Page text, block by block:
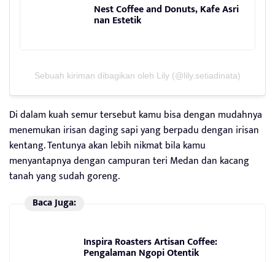
Nest Coffee and Donuts, Kafe Asri
nan Estetik
Sebuah kiriman dibagikan oleh Lily (@lily.setiadinata)
Di dalam kuah semur tersebut kamu bisa dengan mudahnya
menemukan irisan daging sapi yang berpadu dengan irisan
kentang. Tentunya akan lebih nikmat bila kamu
menyantapnya dengan campuran teri Medan dan kacang
tanah yang sudah goreng.
Baca Juga:
Inspira Roasters Artisan Coffee:
Pengalaman Ngopi Otentik